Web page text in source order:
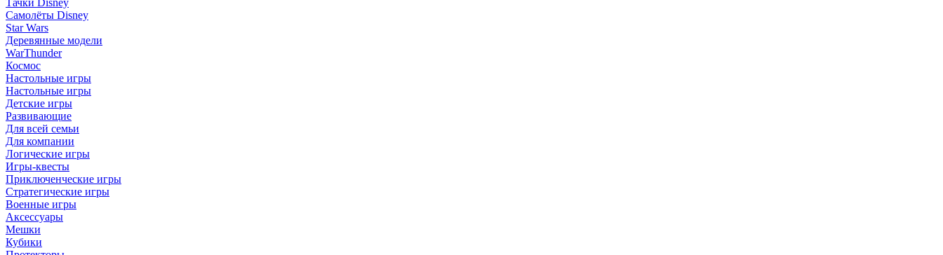
Тачки Disney
Самолёты Disney
Star Wars
Деревянные модели
WarThunder
Космос
Настольные игры
Настольные игры
Детские игры
Развивающие
Для всей семьи
Для компании
Логические игры
Игры-квесты
Приключенческие игры
Стратегические игры
Военные игры
Аксессуары
Мешки
Кубики